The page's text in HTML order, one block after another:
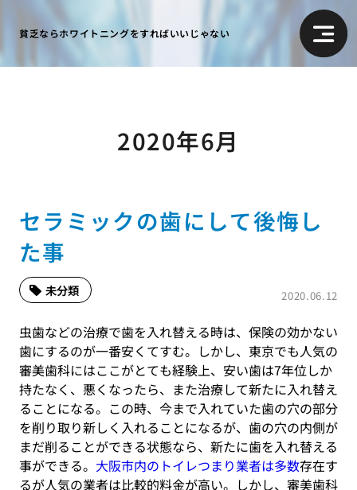
貧乏ならホワイトニングをすればいいじゃない
2020年6月
セラミックの歯にして後悔し
た事
2020.06.12
未分類
虫歯などの治療で歯を入れ替える時は、保険の効かない
歯にするのが一番安くてすむ。しかし、 東京でも人気の
審美歯科にはここがとても経験上、安い歯は7年位しか
持たなく、悪くなったら、また治療して新たに入れ替え
ることになる。この時、今まで入れていた歯の穴の部分
を削り取り新しく入れることになるが、歯の穴の内側が
まだ削ることができる状態なら、新たに歯を入れ替える
事ができる。 大阪市内のトイレつまり業者は多数存在す
るが人気の業者は比較的料金が高い。しかし、 審美歯科